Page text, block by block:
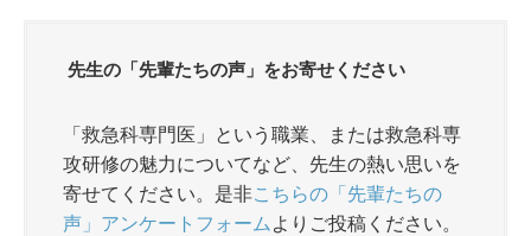
e
o
o
k
er
先生の「先輩たちの声」をお寄せください
「救急科専門医」という職業、または救急科専
攻研修の魅力についてなど、先生の熱い思いを
寄せてください。是非こちらの「先輩たちの
声」アンケートフォーム よりご投稿ください。